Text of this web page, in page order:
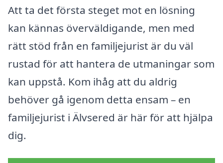
Att ta det första steget mot en lösning
kan kännas överväldigande, men med
rätt stöd från en familjejurist är du väl
rustad för att hantera de utmaningar som
kan uppstå. Kom ihåg att du aldrig
behöver gå igenom detta ensam – en
familjejurist i Älvsered är här för att hjälpa
dig.